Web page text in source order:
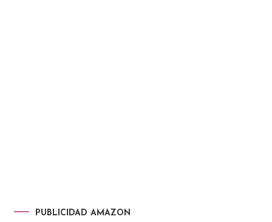
PUBLICIDAD AMAZON